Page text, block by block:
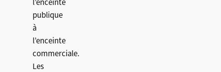
l’enceinte
publique
à
l’enceinte
commerciale.
Les